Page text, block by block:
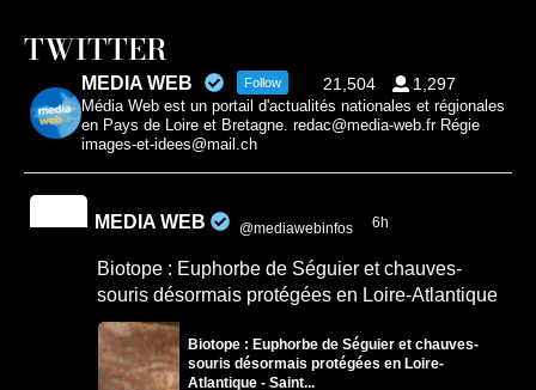
TWITTER
MEDIA WEB Follow 21,504 1,297
Média Web est un portail d'actualités nationales et régionales
en Pays de Loire et Bretagne. redac@media-web.fr Régie
images-et-idees@mail.ch
MEDIA WEB @mediawebinfos 6h
Biotope : Euphorbe de Séguier et chauves-
souris désormais protégées en Loire-Atlantique
Biotope : Euphorbe de Séguier et chauves-
souris désormais protégées en Loire-
Atlantique - Saint...